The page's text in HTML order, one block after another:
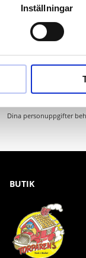
Inställningar
Dina personuppgifter
BUTIK